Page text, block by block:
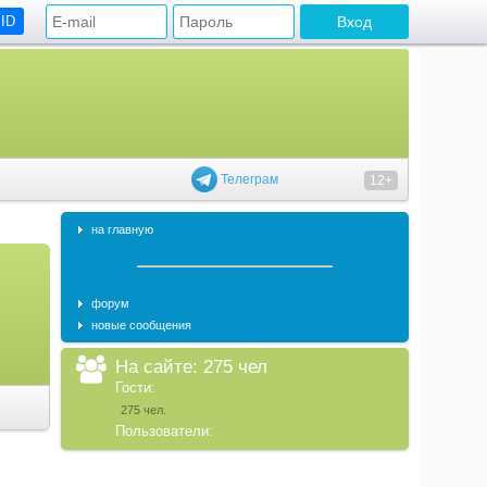
Телеграм 12+
на главную
форум
новые сообщения
На сайте: 275 чел
Гости:
275 чел.
Пользователи: